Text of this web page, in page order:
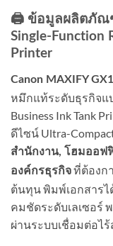
🖨️ ข้อมูลผลิตภัณฑ์
Single-Function
Printer
Canon MAXIFY
หมึกแท้ระดับธุรกิจแ
Business Ink Tank
ดีไซน์ Ultra-
สำนักงาน, โฮมออฟ
องค์กรธุรกิจที่ต้องก
ต้นทุน พิมพ์เอกสาร
คมชัดระดับเลเซอร์
ผ่านระบบเชื่อมต่อไ